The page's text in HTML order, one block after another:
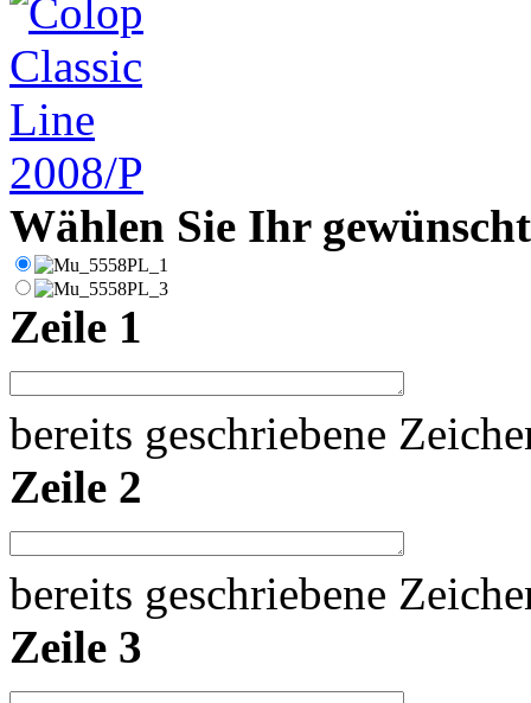
Wählen Sie Ihr
Zeile 1
bereits geschriebene
Zeile 2
bereits geschriebene
Zeile 3